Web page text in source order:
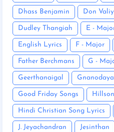
Dhass Benjamin Don
Dudley Thangiah E -
English Lyrics F - Major
Father Berchmans G -
Geerthanaigal
Good Friday Songs
Hindi Christian Song Lyrics
J. Jeyachandran Jesinthan